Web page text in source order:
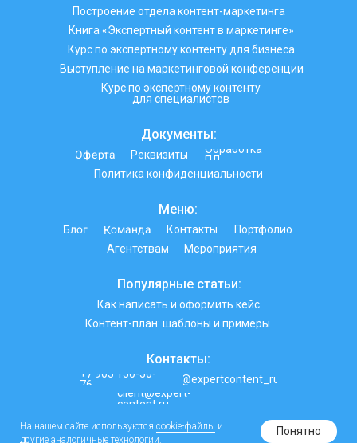
Книга «Экспертный контент в маркетинге»
Построение отдела контент-маркетинга
Курс по экспертному контенту для бизнеса
Курс по экспертному контенту
для специалистов
Выступление на маркетинговой конференции
Блог Команда Контакты
Портфолио
Агентствам
Мероприятия
Меню:
Оферта Реквизиты
Обработка
ПД
Политика конфиденциальности
Документы:
+7 903 130-30-
76
client@expert-
content.ru
@expertcontent_ru
Контакты:
Как написать и оформить кейс
Контент-план: шаблоны и примеры
Популярные статьи:
На нашем сайте используются cookie-файлы и
другие аналогичные технологии.
Понятно